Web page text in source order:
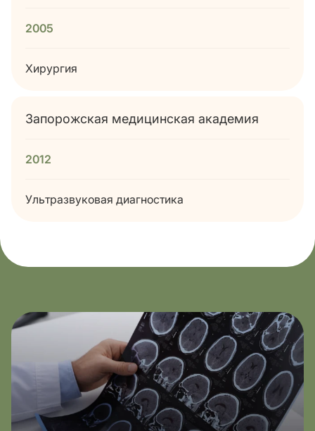
2005
Хирургия
2012
Запорожская медицинская академия
Ультразвуковая диагностика